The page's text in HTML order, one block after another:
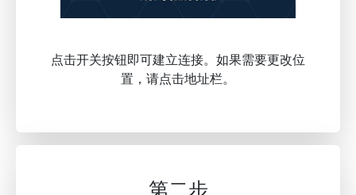
点击开关按钮即可建立连接。如果需要更改位
置，请点击地址栏。
第二步